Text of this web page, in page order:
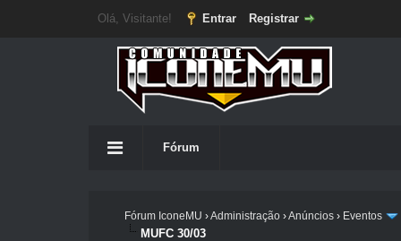
Olá, Visitante! Entrar Registrar
Fórum
Fórum IconeMU ›Administração›Anúncios› Eventos
MUFC 30/03